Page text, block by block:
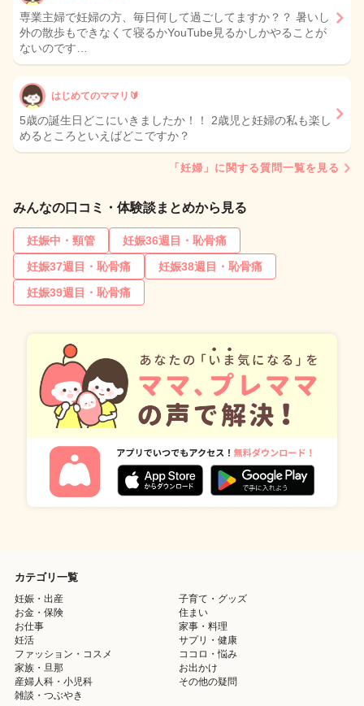
専業主婦で妊婦の方、毎日何して過ごしてますか？？ 暑いし
外の散歩もできなくて寝るかYouTube見るかしかやることが
ないのです…
はじめてのママリ🔰
5歳の誕生日どこにいきましたか！！ 2歳児と妊婦の私も楽し
めるところといえばどこですか？
「妊婦」に関する質問一覧を見る
みんなの口コミ・体験談まとめから見る
妊娠中・頸管
妊娠36週目・恥骨痛
妊娠37週目・恥骨痛
妊娠38週目・恥骨痛
妊娠39週目・恥骨痛
カテゴリ一覧
妊娠・出産
子育て・グッズ
お金・保険
住まい
お仕事
家事・料理
妊活
サプリ・健康
ファッション・コスメ
ココロ・悩み
家族・旦那
お出かけ
産婦人科・小児科
その他の疑問
雑談・つぶやき